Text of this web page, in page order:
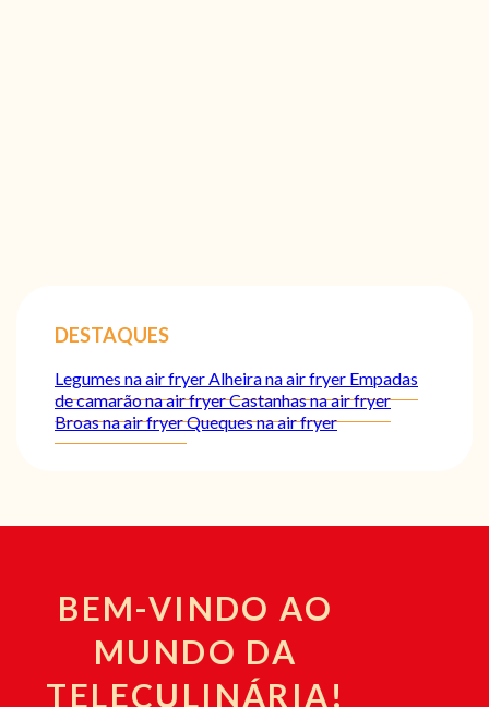
DESTAQUES
Legumes na air fryerAlheira na air fryer Empadas
de camarão na air fryerCastanhas na air fryer
Broas na air fryerQueques na air fryer
BEM-VINDO AO
MUNDO DA
TELECULINÁRIA!